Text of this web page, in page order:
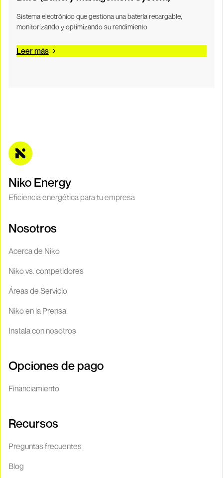
Sistema electrónico que gestiona una batería recargable,
monitorizando y optimizando su rendimiento
Leer más
Niko Energy
Eficiencia energética para tu empresa
Nosotros
Acerca de Niko
Niko vs. competidores
Áreas de Servicio
Niko en la Prensa
Instala con nosotros
Opciones de pago
Financiamiento
Recursos
Preguntas frecuentes
Blog